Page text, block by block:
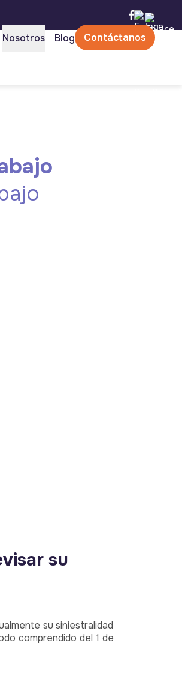
Nosotros Blog Contáctanos
su
su siniestralidad
comprendido del 1 de